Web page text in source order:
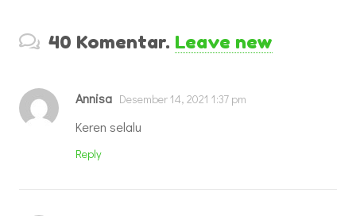
40 Komentar. Leave new
Annisa Desember 14, 2021 1:37 pm
Keren selalu
Reply